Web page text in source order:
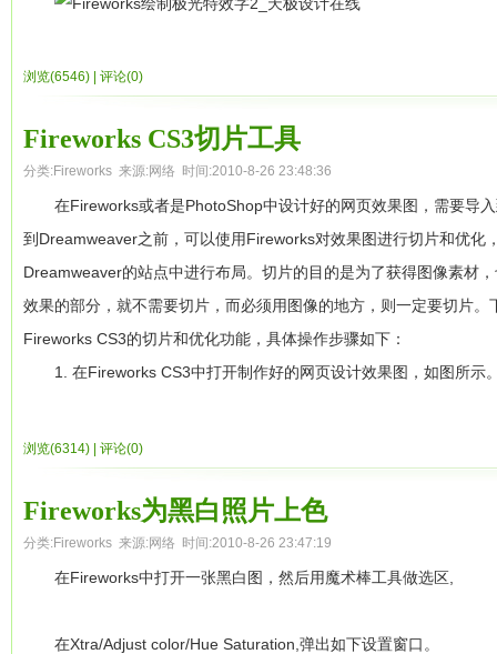
得到效果如下：
第四步：复制4个做好的字体效果，(选中字体CTRL+C)粘贴
迹滤镜里面的角度属性分别更改为(90)(180)(0)度。得到效果如图：
第五步：将4个不同方向的运动轨迹字体效果合并在一起，得到
复制做好的效果后，在把里面的滤镜效果去掉。
得到效果如下
最后把所有效果合并在一起就完成了。要是想要给图片上色，请
浏览(6546) 评论(0)
Fireworks CS3切片工具
分类:Fireworks 来源:网络 时间:2010-8-26 23:48:36
在Fireworks或者是PhotoShop中设计好的网页效果图，需要导
到Dreamweaver之前，可以使用Fireworks对效果图进行切片和优化
Dreamweaver的站点中进行布局。切片的目的是为了获得图像素材
效果的部分，就不需要切片，而必须用图像的地方，则一定要切片
Fireworks CS3的切片和优化功能，具体操作步骤如下：
1. 在Fireworks CS3中打开制作好的网页设计效果图，如图所示
在Fireworks CS3中打开制作好的效果图
【说明】效果图中的辅助线是在效果图设计之初就添加完毕的。
2. 选择Fireworks CS3中的【切片】工具，对效果图进行切片，
切片完成后的效果
像，同时切片之间尽量保持不要重叠。
浏览(6314) 评论(0)
Fireworks为黑白照片上色
分类:Fireworks 来源:网络 时间:2010-8-26 23:47:19
在Fireworks中打开一张黑白图，然后用魔术棒工具做选区,
在Xtra/Adjust color/Hue Saturation,弹出如下设置窗口。